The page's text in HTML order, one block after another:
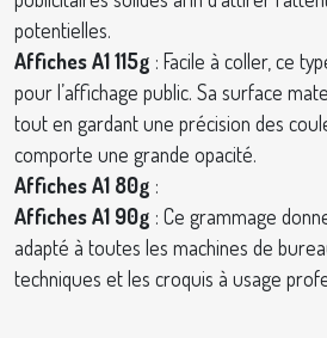
potentielles.
Affiches A1 115g : Facile à coller, ce
pour l’affichage public. Sa surface
tout en gardant une précision des
comporte une grande opacité.
Affiches A1 80g :
Affiches A1 90g : Ce grammage
adapté à toutes les machines de
techniques et les croquis à usage